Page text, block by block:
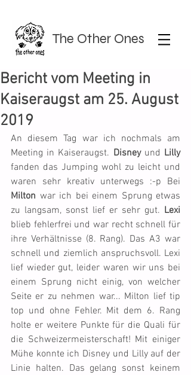
The Other Ones
Bericht vom Meeting in
Kaiseraugst am 25. August
2019
An diesem Tag war ich nochmals am
Meeting in Kaiseraugst. Disney und Lilly
fanden das Jumping wohl zu leicht und
Milton war ich bei einem Sprung etwas
zu langsam, sonst lief er sehr gut. Lexi
blieb fehlerfrei und war recht schnell für
ihre Verhältnisse (8. Rang). Das A3 war
schnell und ziemlich anspruchsvoll. Lexi
lief wieder gut, leider waren wir uns bei
einem Sprung nicht einig, von welcher
Seite er zu nehmen war... Milton lief tip
top und ohne Fehler. Mit dem 6. Rang
holte er weitere Punkte für die Quali für
die Schweizermeisterschaft! Mit einiger
Mühe konnte ich Disney und Lilly auf der
Linie halten. Das gelang sonst keinem